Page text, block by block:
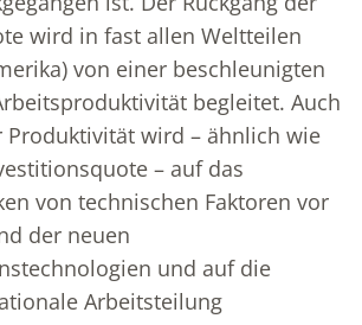
wird in fast allen Weltteilen
von einer beschleunigten
begleitet. Auch
Produktivität wird – ähnlich wie
– auf das
von technischen Faktoren vor
der neuen
und auf die
Arbeitsteilung